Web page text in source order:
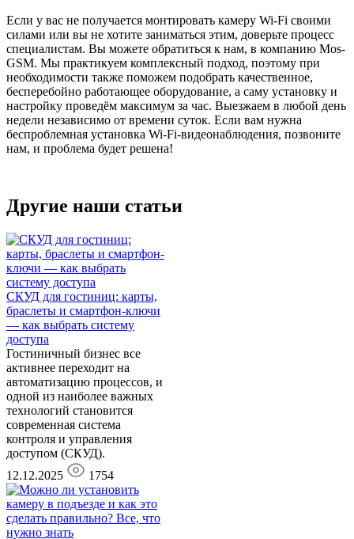
Если у вас не получается монтировать камеру Wi-Fi своими
силами или вы не хотите заниматься этим, доверьте процесс
специалистам. Вы можете обратиться к нам, в компанию Mos-
GSM. Мы практикуем комплексный подход, поэтому при
необходимости также поможем подобрать качественное,
бесперебойно работающее оборудование, а саму установку и
настройку проведём максимум за час. Выезжаем в любой день
недели независимо от времени суток. Если вам нужна
беспроблемная установка Wi-Fi-видеонаблюдения, позвоните
нам, и проблема будет решена!
Другие наши статьи
СКУД для гостиниц: карты,
браслеты и смартфон-ключи
— как выбрать систему
доступа
Гостиничный бизнес все
активнее переходит на
автоматизацию процессов, и
одной из наиболее важных
технологий становится
современная система
контроля и управления
доступом (СКУД).
12.12.2025
1754